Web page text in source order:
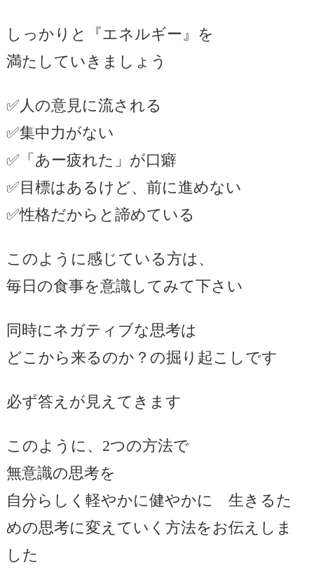
しっかりと『エネルギー』を
満たしていきましょう
✅人の意見に流される
✅集中力がない
✅「あー疲れた」が口癖
✅目標はあるけど、前に進めない
✅性格だからと諦めている
このように感じている方は、
毎日の食事を意識してみて下さい
同時にネガティブな思考は
どこから来るのか？の掘り起こしです
必ず答えが見えてきます
このように、2つの方法で
無意識の思考を
自分らしく軽やかに健やかに 生きるた
めの思考に変えていく方法をお伝えしま
した